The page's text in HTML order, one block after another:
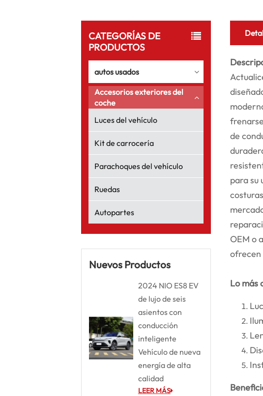
CATEGORÍAS DE
PRODUCTOS
autos usados
Accesorios exteriores del
coche
Luces del vehículo
Kit de carrocería
Parachoques del vehículo
Ruedas
Autopartes
Nuevos Productos
2024 NIO ES8 EV
de lujo de seis
asientos con
conducción
inteligente
Vehículo de nueva
energía de alta
calidad
LEER MÁS
de
para su
OEM o
ofrecen
Lo más